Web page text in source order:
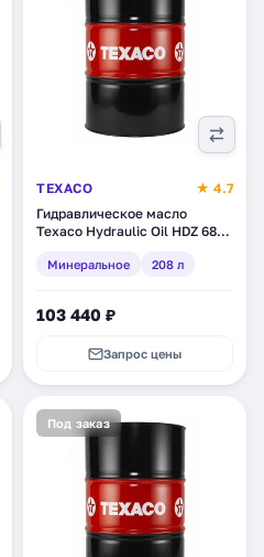
TEXACO
★ 4.7
Гидравлическое масло
Texaco Hydraulic Oil HDZ 68,
(802898DEE)
Минеральное 208 л
103 440 ₽
Запрос цены
Под заказ